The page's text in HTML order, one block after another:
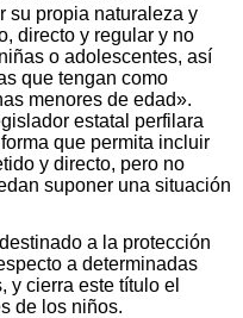
su propia naturaleza y
directo y regular y no
o adolescentes, así
que tengan como
menores de edad».
estatal perfilara
que permita incluir
y directo, pero no
suponer una situación
a la protección
a determinadas
y cierra este título el
de los niños.